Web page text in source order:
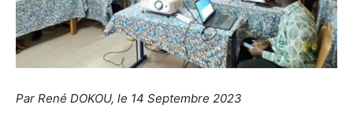
Par René DOKOU, le 14 Septembre 2023